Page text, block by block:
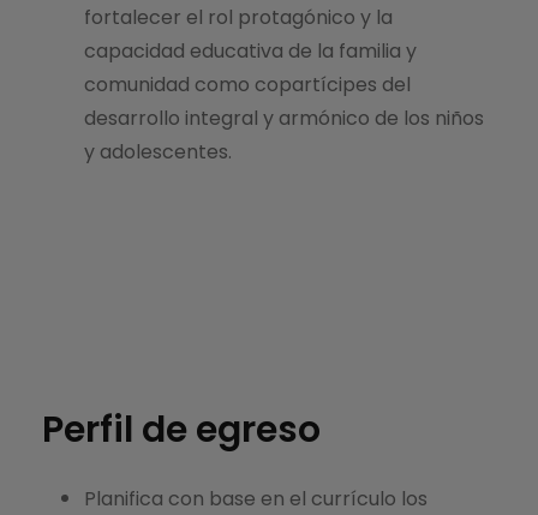
fortalecer el rol protagónico y la
capacidad educativa de la familia y
comunidad como copartícipes del
desarrollo integral y armónico de los niños
y adolescentes.
Perfil de egreso
Planifica con base en el currículo los